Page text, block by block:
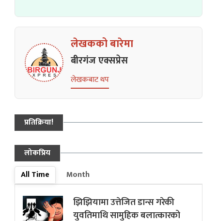
लेखकको बारेमा
बीरगंज एक्सप्रेस
लेखकबाट थप
प्रतिक्रिया!
लोकप्रिय
All Time
Month
झिझियामा उत्तेजित डान्स गरेकी
युवतिमाथि सामुहिक बलात्कारको